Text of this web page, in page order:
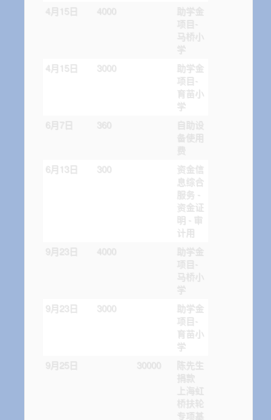
4月15日
4000
4月15日
3000
助学金
项目-
育苗小
学
6月13日
300
资金信
息综合
服务 -
资金证
明 - 审
计用
4000
9月23日
3000
助学金
项目-
育苗小
学
陈先生
上海虹
专项基